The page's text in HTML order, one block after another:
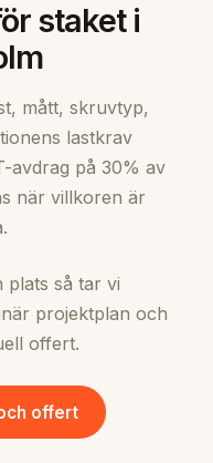
staket i
mått, skruvtyp,
lastkrav
avdrag på 30% av
när villkoren är
plats så tar vi
projektplan och
offert.
offert